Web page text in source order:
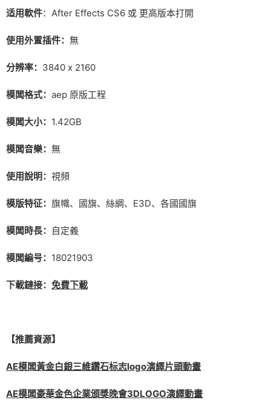
适用軟件：After Effects CS6 或 更高版本打開
使用外置插件： 無
分辨率： 3840 x 2160
模闆格式： aep 原版工程
模闆大小： 1.42GB
模闆音樂： 無
使用說明： 視頻
模版特征： 旗幟、國旗、絲綢、E3D、各國國旗
模闆時長： 自定義
模闆編号： 18021903
下載鏈接： 免費下載
【推薦資源】
AE模闆黃金白銀三維鑽石标志logo演繹片頭動畫
AE模闆豪華金色企業頒獎晚會3DLOGO演繹動畫